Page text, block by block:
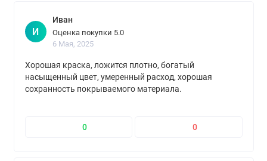
И
Иван
Оценка покупки 5.0
6 Мая, 2025
Хорошая краска, ложится плотно, богатый
насыщенный цвет, умеренный расход, хорошая
сохранность покрываемого материала.
0 0